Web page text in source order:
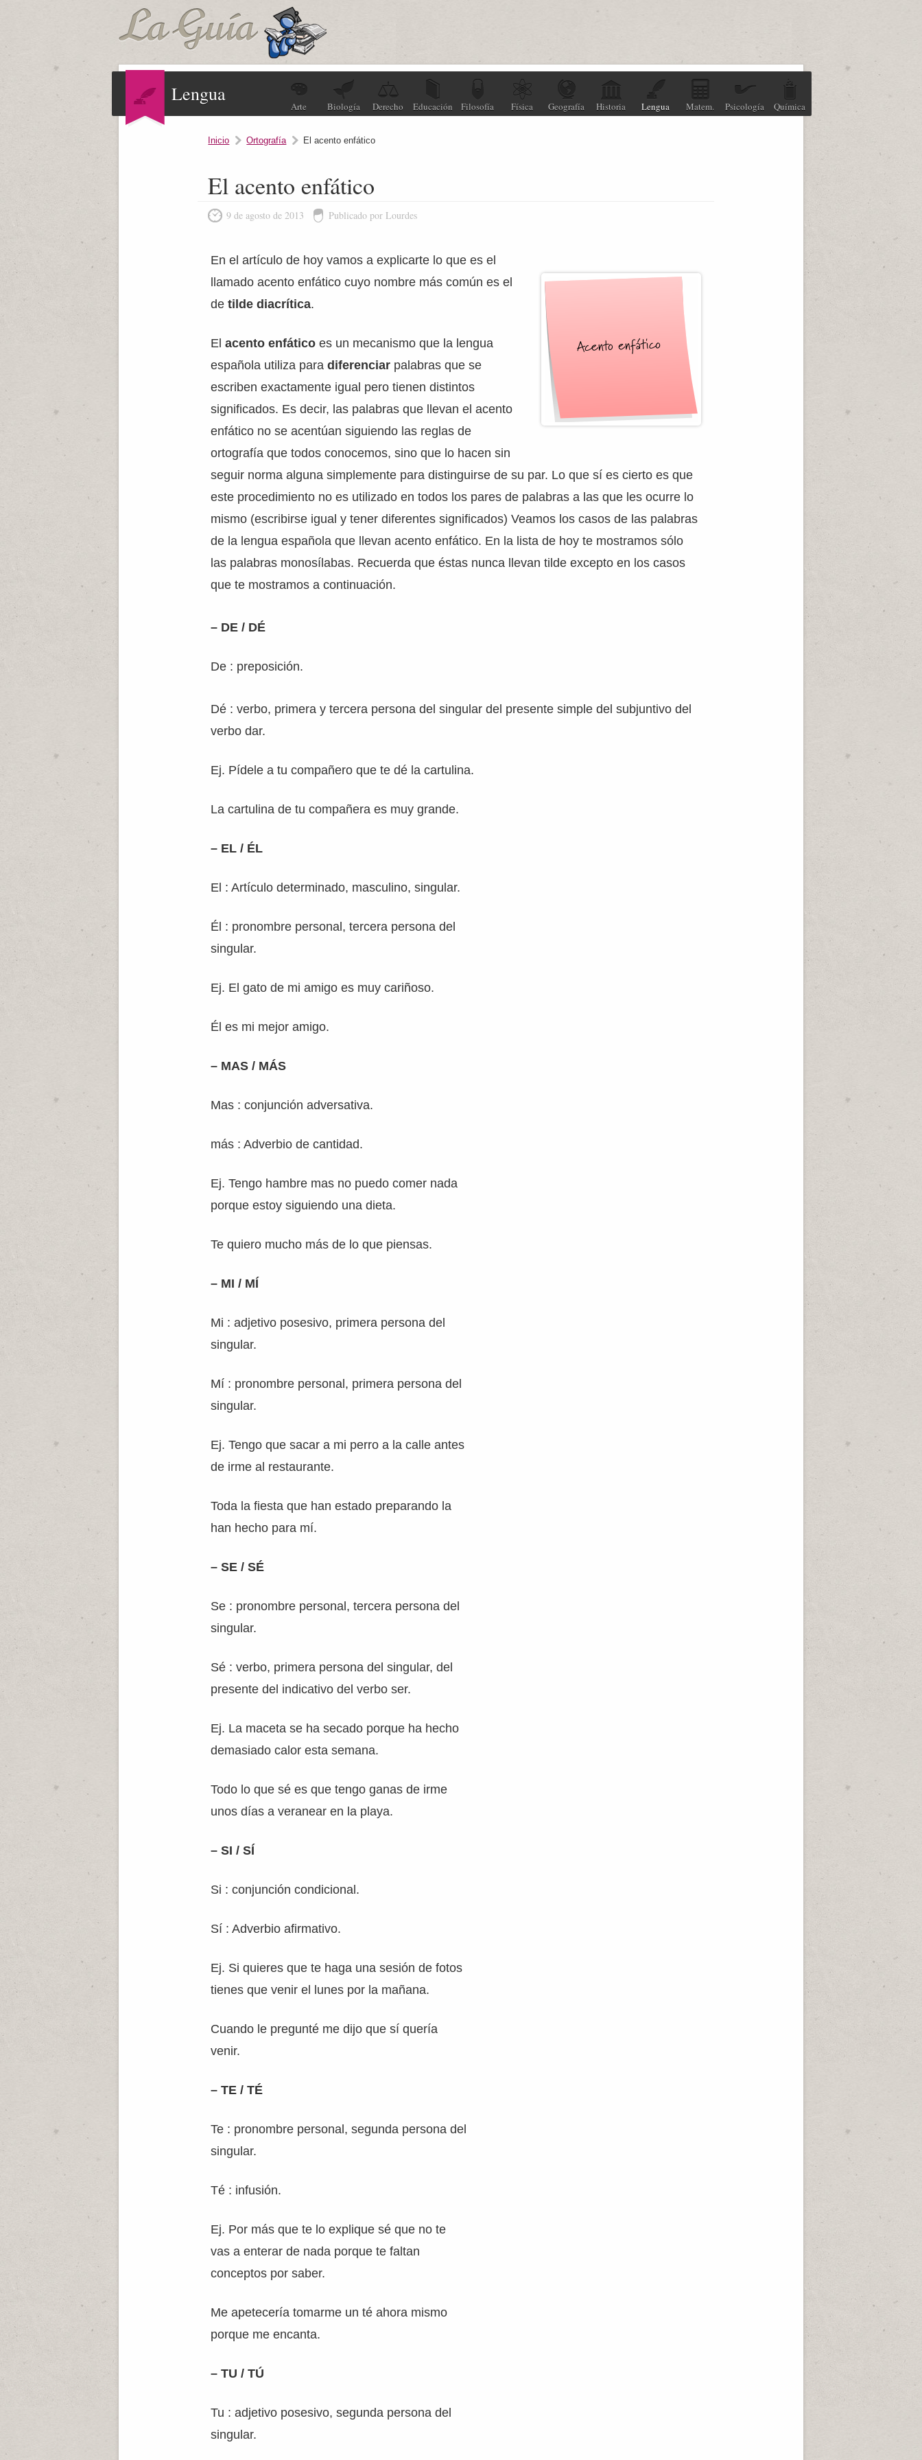
Lengua
Arte Biología Derecho Educación Filosofía Física Geografía Historia Lengua Matem. Psicología Química
Inicio Ortografía El acento enfático
El acento enfático
9 de agosto de 2013 Publicado por Lourdes
En el artículo de hoy vamos a explicarte lo que es el
llamado acento enfático cuyo nombre más común es el
de tilde diacrítica.
Elacento enfático es un mecanismo que la lengua
española utiliza paradiferenciar palabras que se
escriben exactamente igual pero tienen distintos
significados. Es decir, las palabras que llevan el acento
enfático no se acentúan siguiendo las reglas de
ortografía que todos conocemos, sino que lo hacen sin
seguir norma alguna simplemente para distinguirse de su par. Lo que sí es cierto es que
este procedimiento no es utilizado en todos los pares de palabras a las que les ocurre lo
mismo (escribirse igual y tener diferentes significados) Veamos los casos de las palabras
de la lengua española que llevan acento enfático. En la lista de hoy te mostramos sólo
las palabras monosílabas. Recuerda que éstas nunca llevan tilde excepto en los casos
que te mostramos a continuación.
– DE / DÉ
De : preposición.
Dé : verbo, primera y tercera persona del singular del presente simple del subjuntivo del
verbo dar.
Ej. Pídele a tu compañero que te dé la cartulina.
La cartulina de tu compañera es muy grande.
– EL / ÉL
El : Artículo determinado, masculino, singular.
Él : pronombre personal, tercera persona del
singular.
Ej. El gato de mi amigo es muy cariñoso.
Él es mi mejor amigo.
– MAS / MÁS
Mas : conjunción adversativa.
más : Adverbio de cantidad.
Ej. Tengo hambre mas no puedo comer nada
porque estoy siguiendo una dieta.
Te quiero mucho más de lo que piensas.
– MI / MÍ
Mi : adjetivo posesivo, primera persona del
singular.
Mí : pronombre personal, primera persona del
singular.
Ej. Tengo que sacar a mi perro a la calle antes
de irme al restaurante.
Toda la fiesta que han estado preparando la
han hecho para mí.
– SE / SÉ
Se : pronombre personal, tercera persona del
singular.
Sé : verbo, primera persona del singular, del
presente del indicativo del verbo ser.
Ej. La maceta se ha secado porque ha hecho
demasiado calor esta semana.
Todo lo que sé es que tengo ganas de irme
unos días a veranear en la playa.
– SI / SÍ
Si : conjunción condicional.
Sí : Adverbio afirmativo.
Ej. Si quieres que te haga una sesión de fotos
tienes que venir el lunes por la mañana.
Cuando le pregunté me dijo que sí quería
venir.
– TE / TÉ
Te : pronombre personal, segunda persona del
singular.
Té : infusión.
Ej. Por más que te lo explique sé que no te
vas a enterar de nada porque te faltan
conceptos por saber.
Me apetecería tomarme un té ahora mismo
porque me encanta.
– TU / TÚ
Tu : adjetivo posesivo, segunda persona del
singular.